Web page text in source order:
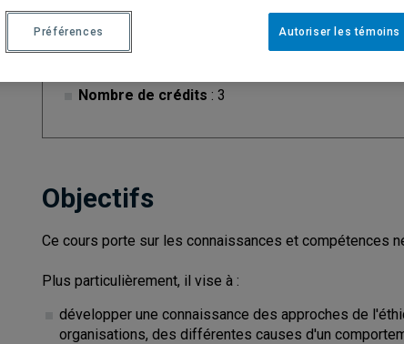
Cycle
Nombre de crédits : 3
Objectifs
Ce cours porte sur les connaissances et compétences
Plus particulièrement, il vise à :
développer une connaissance des approches de
organisations, des différentes causes d'un
Autoriser les témoins
Préférences